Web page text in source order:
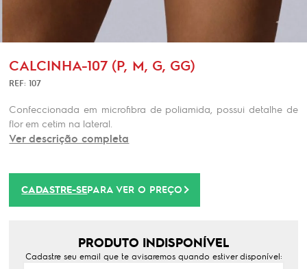
CALCINHA-107 (P, M, G, GG)
REF: 107
Confeccionada em microfibra de poliamida, possui detalhe de
flor em cetim na lateral.
Ver descrição completa
CADASTRE-SEPARA VER O PREÇO
PRODUTO INDISPONÍVEL
Cadastre seu email que te avisaremos quando estiver disponível: